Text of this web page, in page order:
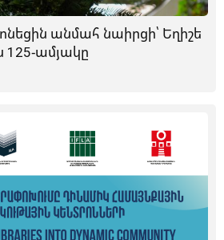
անմահ նաիրցի՝ Եղիշե
125-ամյակը